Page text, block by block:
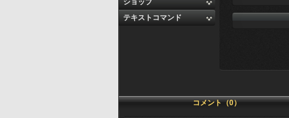
ショップ
テキストコマンド
コメント（0）